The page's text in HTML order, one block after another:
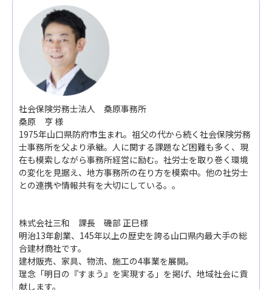
社会保険労務士法人 桑原事務所
桑原 亨 様
1975年山口県防府市生まれ。祖父の代から続く社会保険労務
士事務所を父より承継。人に関する課題など困難も多く、現
在も模索しながら事務所経営に励む。社労士を取り巻く環境
の変化を見据え、地方事務所の在り方を模索中。他の社労士
との連携や情報共有を大切にしている。。
株式会社三和 課長 磯部 正巳様
明治13年創業、145年以上の歴史を誇る山口県内最大手の総
合建材商社です。
建材販売、家具、物流、施工の4事業を展開。
理念「明日の『すまう』を実現する」を掲げ、地域社会に貢
献します。